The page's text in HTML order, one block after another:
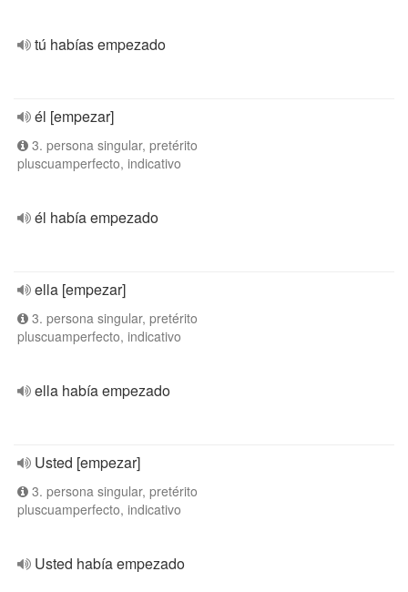
tú habías empezado
él [empezar]
3. persona singular, pretérito
pluscuamperfecto, indicativo
él había empezado
ella [empezar]
3. persona singular, pretérito
pluscuamperfecto, indicativo
ella había empezado
Usted [empezar]
3. persona singular, pretérito
pluscuamperfecto, indicativo
Usted había empezado